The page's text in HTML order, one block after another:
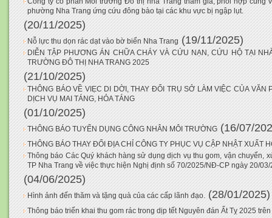
phường Nha Trang ứng cứu đông bào tại các khu vực bị ngập lụt.
(20/11/2025)
Nỗ lực thu dọn rác dạt vào bờ biển Nha Trang (19/11/2025)
DIỄN TẬP PHƯƠNG ÁN CHỮA CHÁY VÀ CỨU NẠN, CỨU HỘ TẠI
TRƯỜNG ĐÔ THỊ NHA TRANG 2025
(21/10/2025)
THÔNG BÁO VỀ VIẸC DI DỜI, THAY ĐỔI TRỤ SỞ LÀM VIỆC CỦA VĂN
DỊCH VỤ MAI TÁNG, HỎA TÁNG
(01/10/2025)
THÔNG BÁO TUYỂN DỤNG CÔNG NHÂN MÔI TRƯỜNG (16/07/
THÔNG BÁO THAY ĐỔI ĐỊA CHỈ CÔNG TY PHỤC VỤ CẬP NHẬT XUẤT
Thông báo Các Quý khách hàng sử dụng dịch vụ thu gom, vận chuyển,
TP Nha Trang về việc thực hiện Nghị định số 70/2025/NĐ-CP ngày 20/
(04/06/2025)
Hình ảnh đến thăm và tặng quà của các cấp lãnh đạo. (28/01/2025)
Thông báo triển khai thu gom rác trong dịp tết Nguyên đán Ất Tỵ 2025